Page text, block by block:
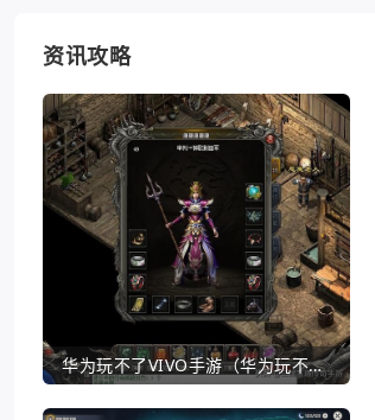
资讯攻略
华为玩不了VIVO手游（华为玩不了VIVO手游怎么办）